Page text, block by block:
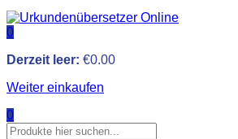
0
Derzeit leer: €0.00
Weiter einkaufen
0